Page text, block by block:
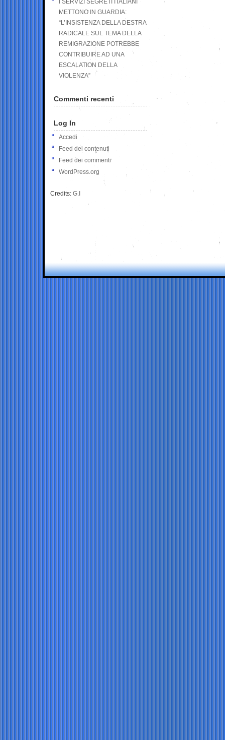
I SERVIZI SEGRETI ITALIANI
METTONO IN GUARDIA:
“L’INSISTENZA DELLA DESTRA
RADICALE SUL TEMA DELLA
REMIGRAZIONE POTREBBE
CONTRIBUIRE AD UNA
ESCALATION DELLA
VIOLENZA”
Commenti recenti
Log In
Accedi
Feed dei contenuti
Feed dei commenti
WordPress.org
Credits: G.I